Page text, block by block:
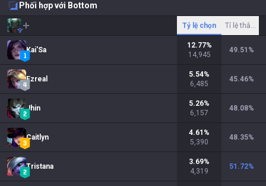
Phối hợp với Bottom
Tỷ lệ chọn Tỉ lệ thắng
Kai'Sa
12.77%
14,945
49.51 %
Ezreal
5.54%
6,485
45.46%
Jhin
5.26%
6,157
48.08%
Caitlyn
4.61 %
5,390
48.35%
Tristana
3.69%
4,319
51.72%